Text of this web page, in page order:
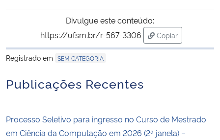
Gabinete de Segurança Institucional
Advocacia-Geral da União
Banco Central do Brasil
Planalto
Divulgue este conteúdo:
https://ufsm.br/r-567-3306
Copiar
para área de
Registrado em SEM CATEGORIA
Publicações Recentes
Processo Seletivo para ingresso no Curso de Mestrado
em Ciência da Computação em 2026 (2ª janela) –